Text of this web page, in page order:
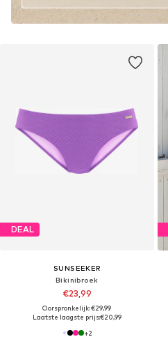
DEAL
SUNSEEKER
Bikinibroek
€23,99
Oorspronkelijk: €29,99
Laatste laagste prijs:€20,99
+2